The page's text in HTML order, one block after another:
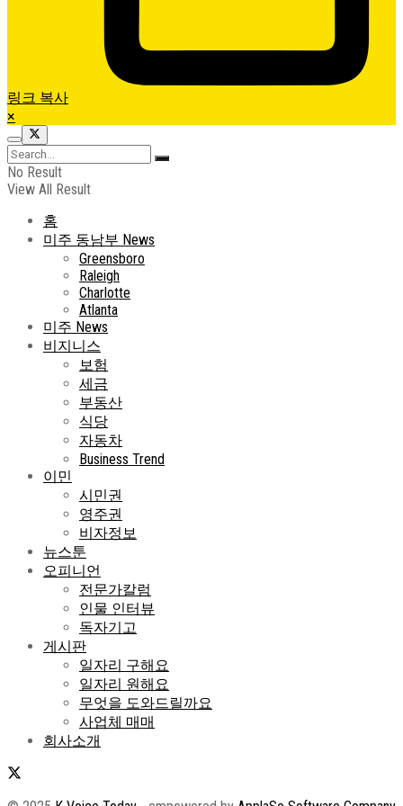
링크 복사
×
No Result
View All Result
홈
미주 동남부 News
Greensboro
Raleigh
Charlotte
Atlanta
미주 News
비지니스
보험
세금
부동산
식당
자동차
Business Trend
이민
시민권
영주권
비자정보
뉴스툰
오피니언
전문가칼럼
인물 인터뷰
독자기고
게시판
일자리 구해요
일자리 원해요
무엇을 도와드릴까요
사업체 매매
회사소개